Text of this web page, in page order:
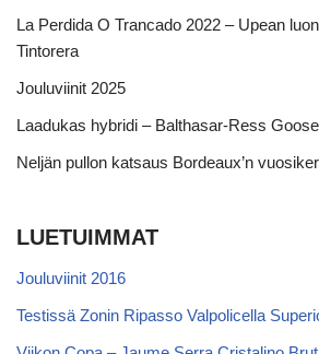
La Perdida O Trancado 2022 – Upean
Tintorera
Jouluviinit 2025
Laadukas hybridi – Balthasar-Ress
Neljän pullon katsaus Bordeaux’n
LUETUIMMAT
Jouluviinit 2016
Testissä Zonin Ripasso Valpolicella